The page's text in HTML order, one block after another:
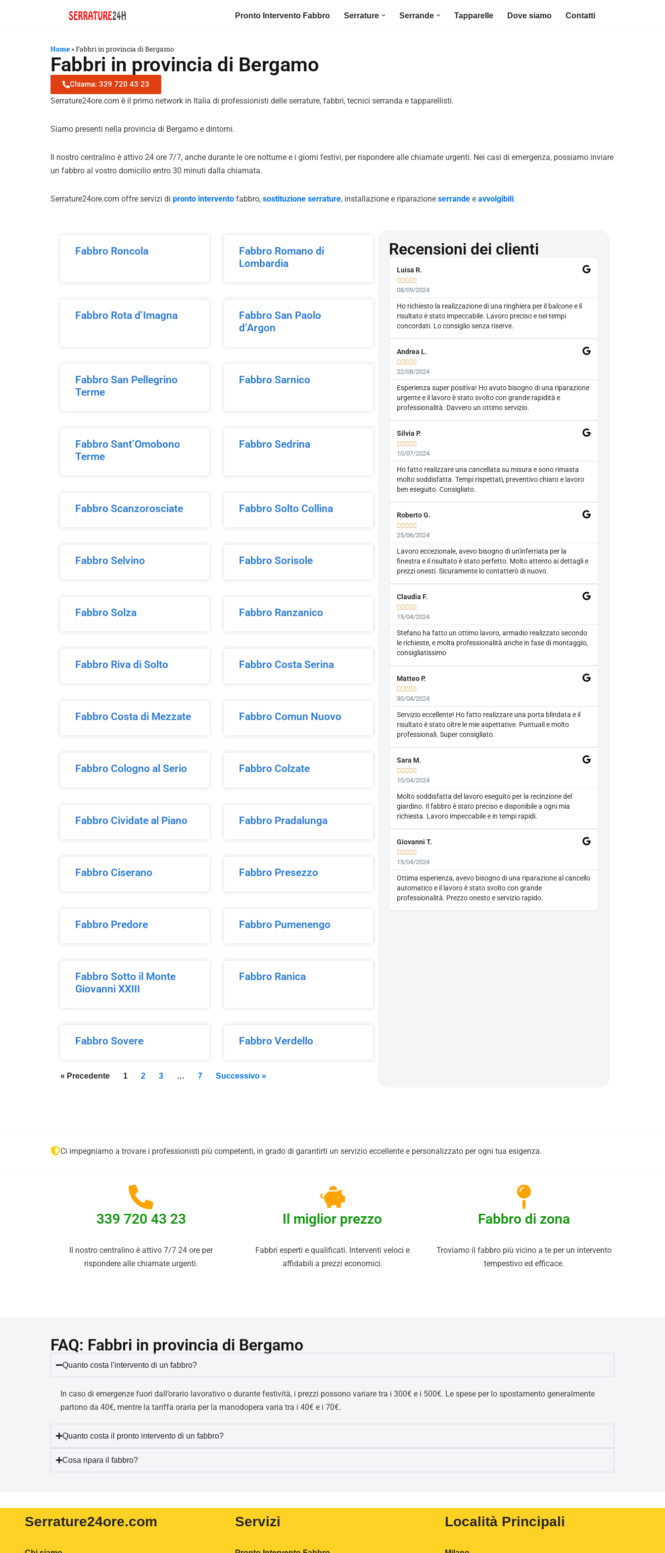
Pronto Intervento Fabbro Serrature Serrande Tapparelle Dove siamo Contatti
Home »Fabbri in provincia di Bergamo
Fabbri in provincia di Bergamo
Chiama: 339 720 43 23
Serrature24ore.com è il primo network in Italia di professionisti delle serrature, fabbri, tecnici serranda e tapparellisti.
Siamo presenti nella provincia di Bergamo e dintorni.
Il nostro centralino è attivo 24 ore 7/7, anche durante le ore notturne e i giorni festivi, per rispondere alle chiamate urgenti. Nei casi di emergenza, possiamo inviare
un fabbro al vostro domicilio entro 30 minuti dalla chiamata.
Serrature24ore.com offre servizi di pronto intervento fabbro, sostituzione serrature, installazione e riparazione serrande e avvolgibili.
Fabbro Roncola
Fabbro Romano di
Lombardia
Fabbro Rota d’Imagna
Fabbro San Paolo
d’Argon
Fabbro San Pellegrino
Terme
Fabbro Sarnico
Fabbro Sant’Omobono
Terme
Fabbro Sedrina
Fabbro Scanzorosciate Fabbro Solto Collina
Fabbro Selvino Fabbro Sorisole
Fabbro Solza Fabbro Ranzanico
Fabbro Riva di Solto Fabbro Costa Serina
Fabbro Costa di Mezzate Fabbro Comun Nuovo
Fabbro Cologno al Serio Fabbro Colzate
Fabbro Cividate al Piano Fabbro Pradalunga
Fabbro Ciserano Fabbro Presezzo
Fabbro Predore Fabbro Pumenengo
Fabbro Sotto il Monte
Giovanni XXIII
Fabbro Ranica
Fabbro Sovere Fabbro Verdello
« Precedente 1 2 3 … 7 Successivo »
Recensioni dei clienti
Luisa R.
    
08/09/2024
Ho richiesto la realizzazione di una ringhiera per il balcone e il
risultato è stato impeccabile. Lavoro preciso e nei tempi
concordati. Lo consiglio senza riserve.
Andrea L.
    
22/08/2024
Esperienza super positiva! Ho avuto bisogno di una riparazione
urgente e il lavoro è stato svolto con grande rapidità e
professionalità. Davvero un ottimo servizio.
Silvia P.
    
10/07/2024
Ho fatto realizzare una cancellata su misura e sono rimasta
molto soddisfatta. Tempi rispettati, preventivo chiaro e lavoro
ben eseguito. Consigliato.
Roberto G.
    
25/06/2024
Lavoro eccezionale, avevo bisogno di un'inferriata per la
finestra e il risultato è stato perfetto. Molto attento ai dettagli e
prezzi onesti. Sicuramente lo contatterò di nuovo.
Claudia F.
    
15/04/2024
Stefano ha fatto un ottimo lavoro, armadio realizzato secondo
le richieste, e molta professionalità anche in fase di montaggio,
consigliatissimo
Matteo P.
    
30/04/2024
Servizio eccellente! Ho fatto realizzare una porta blindata e il
risultato è stato oltre le mie aspettative. Puntuali e molto
professionali. Super consigliato.
Sara M.
    
10/04/2024
Molto soddisfatta del lavoro eseguito per la recinzione del
giardino. Il fabbro è stato preciso e disponibile a ogni mia
richiesta. Lavoro impeccabile e in tempi rapidi.
Giovanni T.
    
15/04/2024
Ottima esperienza, avevo bisogno di una riparazione al cancello
automatico e il lavoro è stato svolto con grande
professionalità. Prezzo onesto e servizio rapido.
Ci impegniamo a trovare i professionisti più competenti, in grado di garantirti un servizio eccellente e personalizzato per ogni tua esigenza.
339 720 43 23
Il nostro centralino è attivo 7/7 24 ore per
rispondere alle chiamate urgenti.
Il miglior prezzo
Fabbri esperti e qualificati. Interventi veloci e
affidabili a prezzi economici.
Fabbro di zona
Troviamo il fabbro più vicino a te per un intervento
tempestivo ed efficace.
FAQ: Fabbri in provincia di Bergamo
Quanto costa l'intervento di un fabbro?
In caso di emergenze fuori dall’orario lavorativo o durante festività, i prezzi possono variare tra i 300€ e i 500€. Le spese per lo spostamento generalmente
partono da 40€, mentre la tariffa oraria per la manodopera varia tra i 40€ e i 70€.
Quanto costa il pronto intervento di un fabbro?
Cosa ripara il fabbro?
Serrature24ore.com Servizi Località Principali